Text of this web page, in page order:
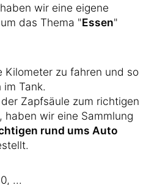
wir eine eigene
das Thema "Essen"
Kilometer zu fahren und so
im Tank.
Zapfsäule zum richtigen
haben wir eine Sammlung
rund ums Auto
...